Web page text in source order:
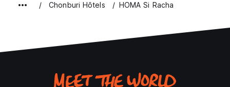
Chonburi Hôtels HOMA Si Racha